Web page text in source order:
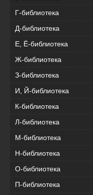
Г-библиотека
Д-библиотека
Е, Ё-библиотека
Ж-библиотека
З-библиотека
И, Й-библиотека
К-библиотека
Л-библиотека
М-библиотека
Н-библиотека
О-библиотека
П-библиотека